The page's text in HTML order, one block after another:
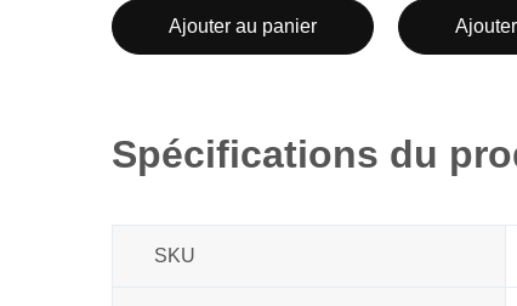
Ajouter au panier
Spécifications du
SKU